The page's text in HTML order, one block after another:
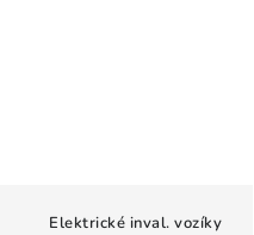
Elektrické inval. vozíky